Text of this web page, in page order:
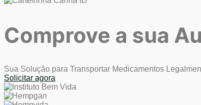
Comprove a sua
Sua Solução para Transportar Medicamentos
Solicitar agora